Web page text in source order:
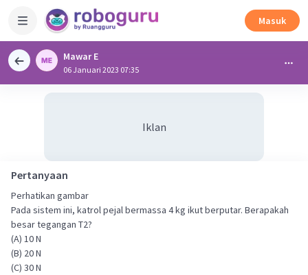
Masuk
Mawar E
06 Januari 2023 07:35
Iklan
Pertanyaan
Perhatikan gambar
Pada sistem ini, katrol pejal bermassa 4 kg ikut berputar. Berapakah
besar tegangan T2?
(A) 10 N
(B) 20 N
(C) 30 N